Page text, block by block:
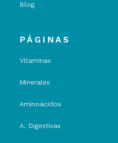
Blog
PÁGINAS
Vitaminas
Minerales
Aminoácidos
A. Digestivas